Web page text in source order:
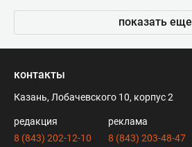
показать еще
контакты
Казань, Лобачевского 10, корпус 2
редакция
8 (843) 202-12-10
реклама
8 (843) 203-48-47